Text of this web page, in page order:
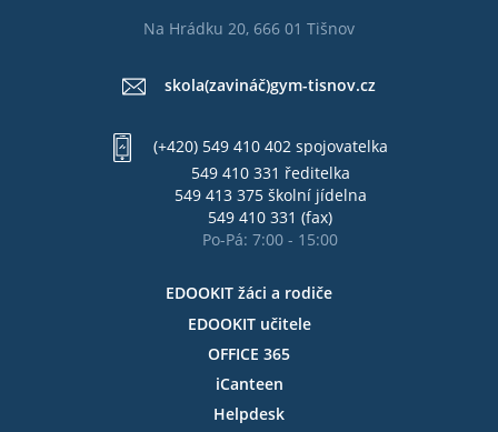
Na Hrádku 20, 666 01 Tišnov
skola(zavináč)gym-tisnov.cz
(+420) 549 410 402 spojovatelka
549 410 331 ředitelka
549 413 375 školní jídelna
549 410 331 (fax)
Po-Pá: 7:00 - 15:00
EDOOKIT žáci a rodiče
EDOOKIT učitele
OFFICE 365
iCanteen
Helpdesk